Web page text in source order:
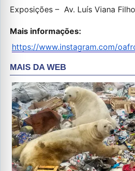
Exposições – Av. Luís Viana
Mais informações:
https://www.instagram.com/